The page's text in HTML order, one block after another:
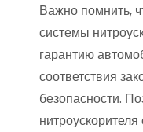
Важно помнить,
системы
гарантию
соответствия
безопасности.
нитроускорителя